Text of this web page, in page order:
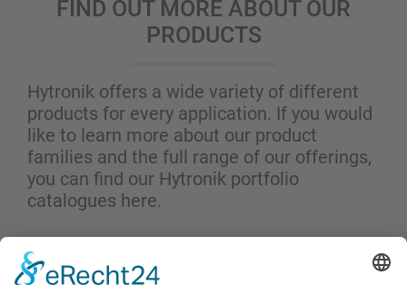
FIND OUT MORE ABOUT OUR
PRODUCTS
Hytronik offers a wide variety of different
products for every application. If you would
like to learn more about our product
families and the full range of our offerings,
you can find our Hytronik portfolio
catalogues here.
Get the Catalogues & Brochures